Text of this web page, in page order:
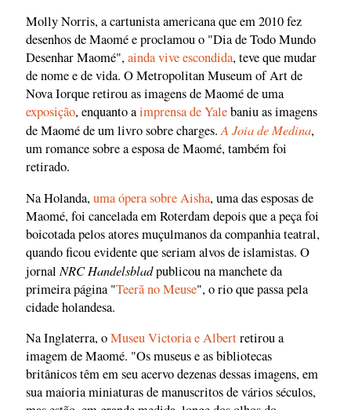
Molly Norris, a cartunista americana que em 2010 fez
desenhos de Maomé e proclamou o "Dia de Todo Mundo
Desenhar Maomé",ainda vive escondida, teve que mudar
de nome e de vida. O Metropolitan Museum of Art de
Nova Iorque retirou as imagens de Maomé de uma
exposição, enquanto aimprensa de Yalebaniu as imagens
de Maomé de um livro sobre charges.A Joia de Medina,
um romance sobre a esposa de Maomé, também foi
retirado.
Na Holanda,uma ópera sobre Aisha, uma das esposas de
Maomé, foi cancelada em Roterdam depois que a peça foi
boicotada pelos atores muçulmanos da companhia teatral,
quando ficou evidente que seriam alvos de islamistas. O
jornalNRC Handelsbladpublicou na manchete da
primeira página "Teerã no Meuse", o rio que passa pela
cidade holandesa.
Na Inglaterra, oMuseu Victoria e Albertretirou a
imagem de Maomé. "Os museus e as bibliotecas
britânicos têm em seu acervo dezenas dessas imagens, em
sua maioria miniaturas de manuscritos de vários séculos,